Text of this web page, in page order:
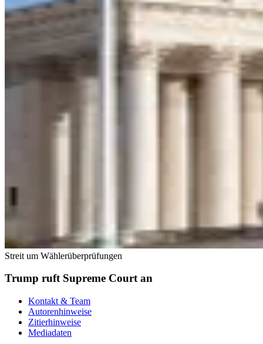
Streit um Wählerüberprüfungen
Trump ruft Supreme Court an
Kontakt & Team
Autorenhinweise
Zitierhinweise
Mediadaten